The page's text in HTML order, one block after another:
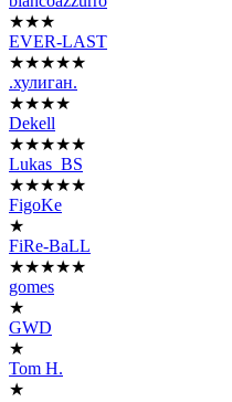
★★★
EVER-LAST
★★★★★
.хулиган.
★★★★
Dekell
★★★★★
Lukas_BS
★★★★★
FigoKe
★
FiRe-BaLL
★★★★★
gomes
★
GWD
★
Tom H.
★